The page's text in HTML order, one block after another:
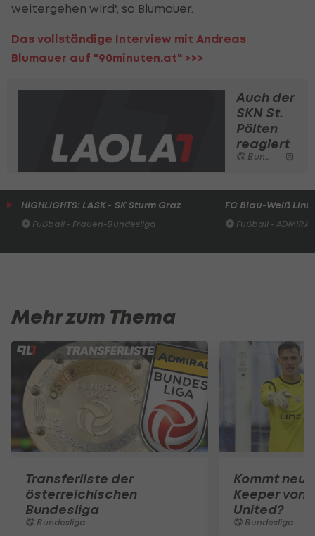
weitergehen wird", so Blumauer.
Das vollständige Interview mit Andreas
Blumauer auf "90minuten.at" >>>
Auch der
SKN St.
Pölten
reagiert
Bundesliga
HIGHLIGHTS: LASK - SK Sturm Graz
Fußball - Frauen-Bundesliga
FC Blau-Weiß Linz
Fußball -
Mehr zum Thema
Transferliste der
österreichischen
Bundesliga
Bundesliga
Kommt
Keeper von
United?
Bundesliga